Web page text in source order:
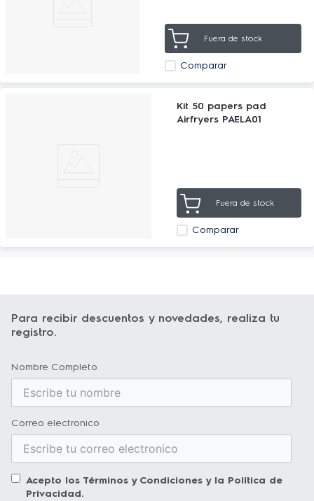
Fuera de stock
Comparar
Kit 50 papers pad
Airfryers PAELA01
Fuera de stock
Comparar
Para recibir descuentos y novedades, realiza tu
registro.
Nombre Completo
Correo electronico
Acepto los Términos y Condiciones y la Política de
Privacidad.